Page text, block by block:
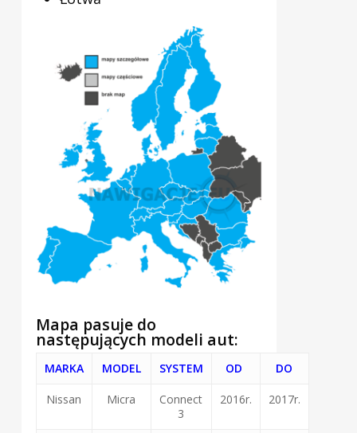
Mapa pasuje do
następujących modeli aut:
MARKA MODEL SYSTEM OD DO
Nissan Micra
Connect
3
2016r. 2017r.